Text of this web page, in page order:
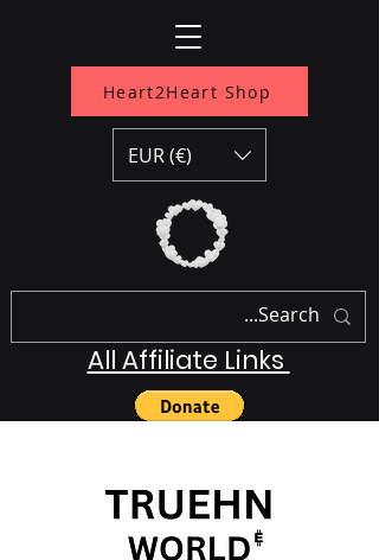
Heart2Heart Shop
All Affiliate Links
EUR (€)